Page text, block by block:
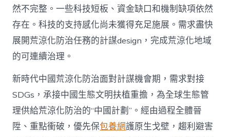
然不完整。一些科技短板、資金缺口和機制缺項依然
存在。科技的支持感化尚未獲得充足施展。需求盡快
展開荒涼化防治任務的計謀design，完成荒涼化地域
的可連續治理。
新時代中國荒涼化防治面對計謀機會期，需求對接
SDGs，承接中國生態文明扶植重擔，為全球生態管
理供給荒涼化防治的“中國計劃”。經由過程全體晉
陞、重點衝破，優先保包養網護原生戈壁，趨利避害